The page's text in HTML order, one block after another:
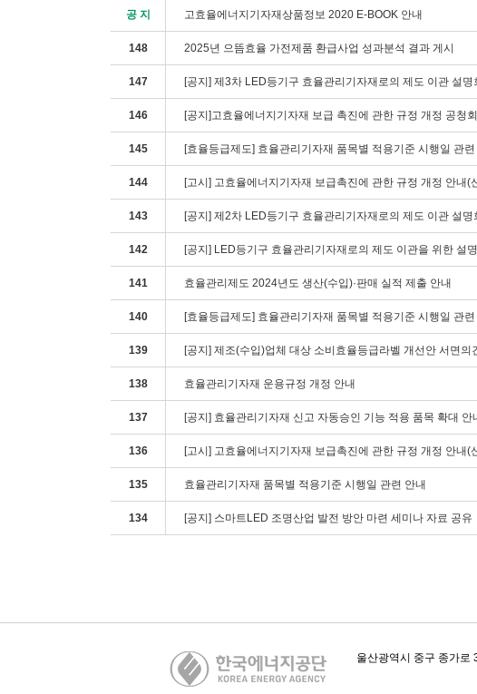
공 지 고효율에너지기자재상품정보 2020 E-BOOK 안내
148 2025년 으뜸효율 가전제품 환급사업 성과분석 결과 게시
147 [공지] 제3차 LED등기구 효율관리기자재로의 제도 이관 설명
146 [공지]고효율에너지기자재 보급 촉진에 관한 규정 개정 공청
145 [효율등급제도] 효율관리기자재 품목별 적용기준 시행일 관련
144 [고시] 고효율에너지기자재 보급촉진에 관한 규정 개정 안내
143 [공지] 제2차 LED등기구 효율관리기자재로의 제도 이관 설명
142 [공지] LED등기구 효율관리기자재로의 제도 이관을 위한 설
141 효율관리제도 2024년도 생산(수입)·판매 실적 제출 안내
140 [효율등급제도] 효율관리기자재 품목별 적용기준 시행일 관련
139 [공지] 제조(수입)업체 대상 소비효율등급라벨 개선안 서면의
138 효율관리기자재 운용규정 개정 안내
137 [공지] 효율관리기자재 신고 자동승인 기능 적용 품목 확대 안
136 [고시] 고효율에너지기자재 보급촉진에 관한 규정 개정 안내
135 효율관리기자재 품목별 적용기준 시행일 관련 안내
134 [공지] 스마트LED 조명산업 발전 방안 마련 세미나 자료 공유
울산광역시 중구 종가